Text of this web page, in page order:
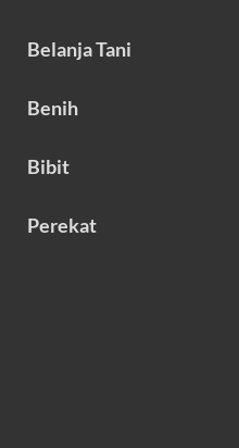
Belanja Tani
Benih
Bibit
Perekat